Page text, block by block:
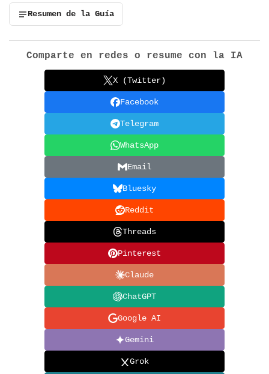
Resumen de la Guía
Comparte en redes o resume con la IA
X (Twitter)
Facebook
Telegram
WhatsApp
Email
Bluesky
Reddit
Threads
Pinterest
Claude
ChatGPT
Google AI
Gemini
Grok